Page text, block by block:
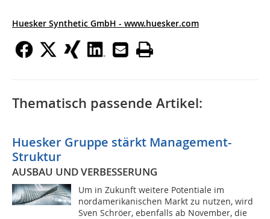
Huesker Synthetic GmbH - www.huesker.com
Thematisch passende Artikel:
Huesker Gruppe stärkt Management-
Struktur
AUSBAU UND VERBESSERUNG
Um in Zukunft weitere Potentiale im
nordamerikanischen Markt zu nutzen, wird
Sven Schröer, ebenfalls ab November, die